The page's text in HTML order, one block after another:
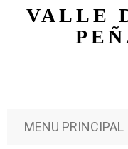
Pasar
VALLE
MENU PRINCIPAL